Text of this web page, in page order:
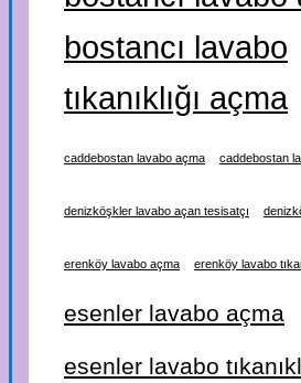
bostancı lavabo
tıkanıklığı açma
caddebostan lavabo açma caddebostan
denizköşkler lavabo açan tesisatçı
erenköy lavabo açma erenköy lavabo
esenler lavabo açma
esenler lavabo